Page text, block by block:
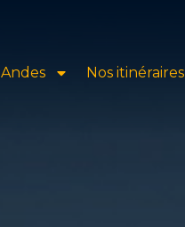
Nos itinéraires